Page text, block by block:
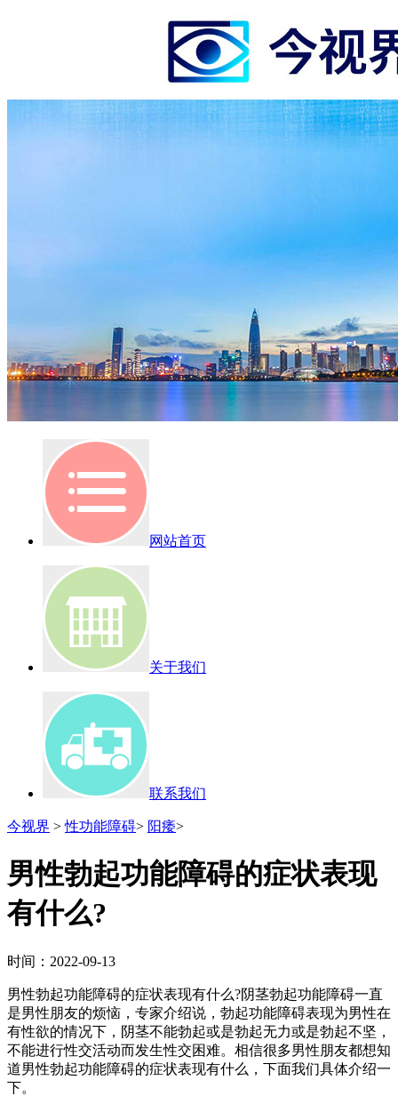
网站首页
关于我们
联系我们
今视界 >性功能障碍> 阳痿>
男性勃起功能障碍的症状表现
有什么?
时间：2022-09-13
男性勃起功能障碍的症状表现有什么?阴茎勃起功能障碍一直
是男性朋友的烦恼，专家介绍说，勃起功能障碍表现为男性在
有性欲的情况下，阴茎不能勃起或是勃起无力或是勃起不坚，
不能进行性交活动而发生性交困难。相信很多男性朋友都想知
道男性勃起功能障碍的症状表现有什么，下面我们具体介绍一
下。